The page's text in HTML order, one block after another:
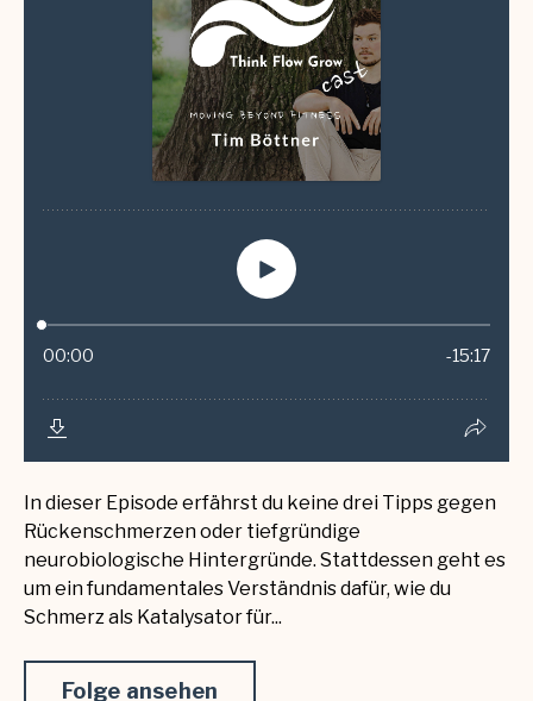
In dieser Episode erfährst du keine drei Tipps gegen
Rückenschmerzen oder tiefgründige
neurobiologische Hintergründe. Stattdessen geht es
um ein fundamentales Verständnis dafür, wie du
Schmerz als Katalysator für...
Folge ansehen